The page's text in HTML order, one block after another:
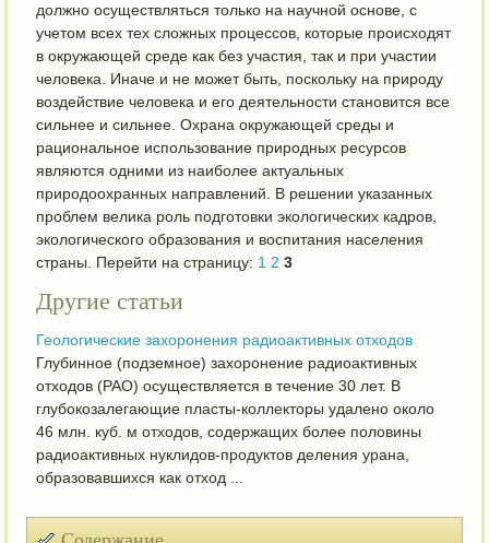
должно осуществляться только на научной основе, с
учетом всех тех сложных процессов, которые происходят
в окружающей среде как без участия, так и при участии
человека. Иначе и не может быть, поскольку на природу
воздействие человека и его деятельности становится все
сильнее и сильнее. Охрана окружающей среды и
рациональное использование природных ресурсов
являются одними из наиболее актуальных
природоохранных направлений. В решении указанных
проблем велика роль подготовки экологических кадров,
экологического образования и воспитания населения
страны. Перейти на страницу: 1 2 3
Другие статьи
Геологические захоронения радиоактивных отходов
Глубинное (подземное) захоронение радиоактивных
отходов (РАО) осуществляется в течение 30 лет. В
глубокозалегающие пласты-коллекторы удалено около
46 млн. куб. м отходов, содержащих более половины
радиоактивных нуклидов-продуктов деления урана,
образовавшихся как отход ...